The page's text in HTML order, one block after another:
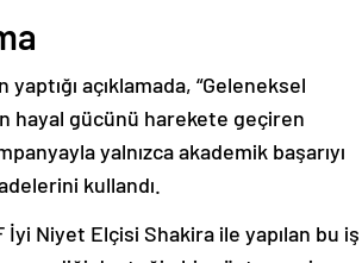
açıklamada, “Geleneksel
hayal gücünü harekete geçiren
yalnızca akademik başarıyı
kullandı.
Niyet Elçisi Shakira ile yapılan bu iş